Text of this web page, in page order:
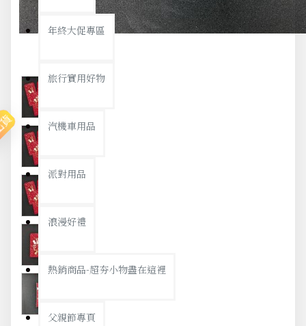
年終大促專區
旅行實用好物
汽機車用品
派對用品
浪漫好禮
熱銷商品-超夯小物盡在這裡
父親節專頁